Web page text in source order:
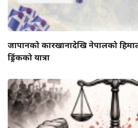
जापानको कारखानादेखि नेपालको
ड्रिंकको यात्रा